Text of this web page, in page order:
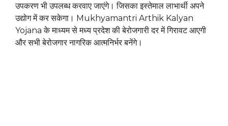
उपकरण भी उपलब्ध करवाए जाएंगे। जिसका इस्तेमाल लाभार्थी अपने
उद्योग में कर सकेगा। Mukhyamantri Arthik Kalyan
Yojana के माध्यम से मध्य प्रदेश की बेरोजगारी दर में गिरावट आएगी
और सभी बेरोजगार नागरिक आत्मनिर्भर बनेंगे।